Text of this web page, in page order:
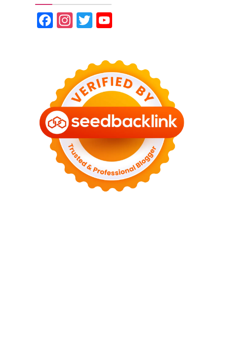
Facebook
Instagram
Twitter